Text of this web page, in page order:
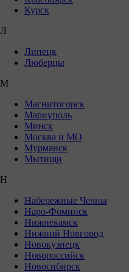
Курск
Л
Липецк
Люберцы
М
Магнитогорск
Мариуполь
Минск
Москва и МО
Мурманск
Мытищи
Н
Набережные Челны
Наро-Фоминск
Нижнекамск
Нижний Новгород
Новокузнецк
Новороссийск
Новосибирск